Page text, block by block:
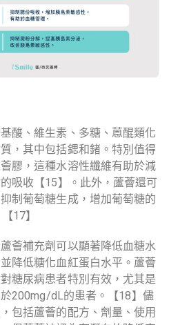
酸、維生素、多糖、蒽醌類化
，其中包括鍶和鍺。特別值得
膠，這種水溶性纖維有助於減
吸收 【15】
。此外，蘆薈還可
制葡萄糖生成，增加葡萄糖的
17】
薈補充劑可以顯著降低血糖水
降低糖化血紅蛋白水平。蘆薈
糖尿病患者特別有效，尤其是
200mg/dL的患者。
【18】 儘
包括蘆薈的配方、劑量、使用